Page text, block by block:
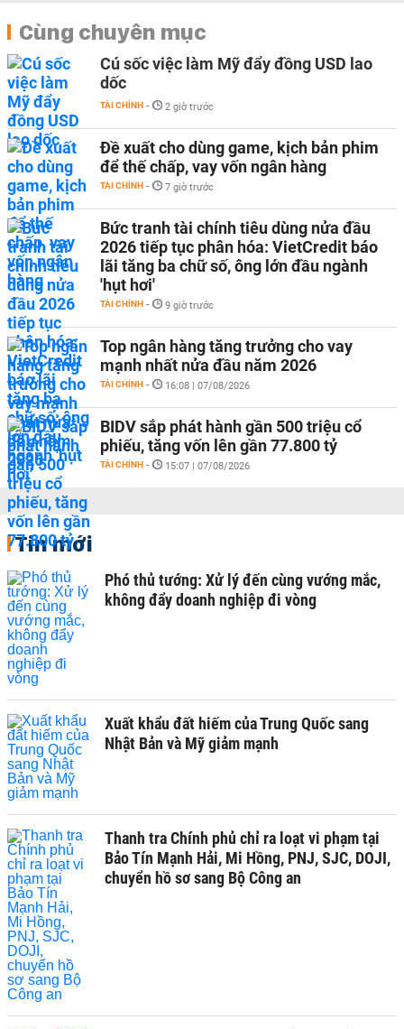
Cùng chuyên mục
Cú sốc việc làm Mỹ đẩy đồng USD lao
dốc
TÀI CHÍNH - 2 giờ trước
Đề xuất cho dùng game, kịch bản phim
để thế chấp, vay vốn ngân hàng
TÀI CHÍNH - 7 giờ trước
Bức tranh tài chính tiêu dùng nửa đầu
2026 tiếp tục phân hóa: VietCredit báo
lãi tăng ba chữ số, ông lớn đầu ngành
'hụt hơi'
TÀI CHÍNH - 9 giờ trước
Top ngân hàng tăng trưởng cho vay
mạnh nhất nửa đầu năm 2026
TÀI CHÍNH - 16:08 | 07/08/2026
BIDV sắp phát hành gần 500 triệu cổ
phiếu, tăng vốn lên gần 77.800 tỷ
TÀI CHÍNH - 15:07 | 07/08/2026
Tin mới
Phó thủ tướng: Xử lý đến cùng vướng mắc,
không đẩy doanh nghiệp đi vòng
Xuất khẩu đất hiếm của Trung Quốc sang
Nhật Bản và Mỹ giảm mạnh
Thanh tra Chính phủ chỉ ra loạt vi phạm tại
Bảo Tín Mạnh Hải, Mi Hồng, PNJ, SJC, DOJI,
chuyển hồ sơ sang Bộ Công an